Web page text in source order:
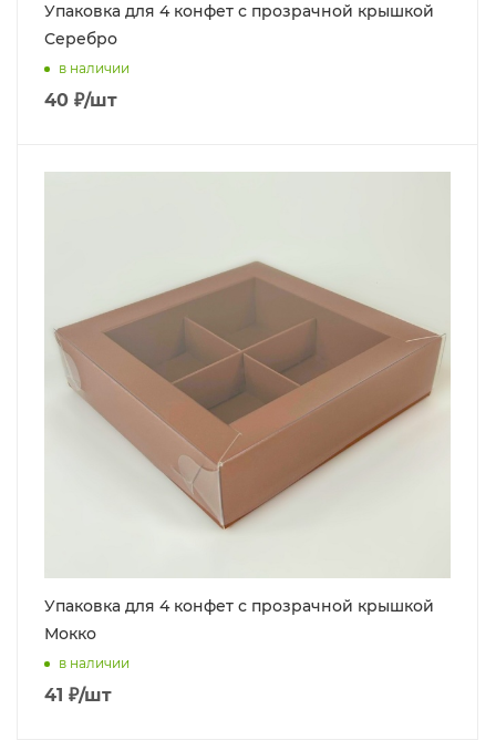
Упаковка для 4 конфет с прозрачной крышкой
Серебро
в наличии
40 ₽/шт
Упаковка для 4 конфет с прозрачной крышкой
Мокко
в наличии
41 ₽/шт